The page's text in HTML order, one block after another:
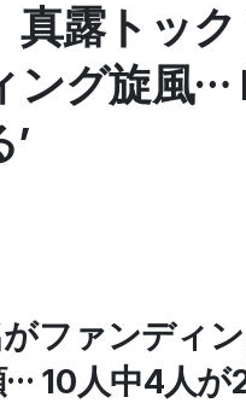
露トック
ング旋風…
ファンディ
… 10人中4人